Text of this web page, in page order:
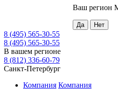
Ваш регион
8 (495) 565-30-55
8 (495) 565-30-55
В вашем регионе
8 (812) 336-60-79
Санкт-Петербург
Компания Компания